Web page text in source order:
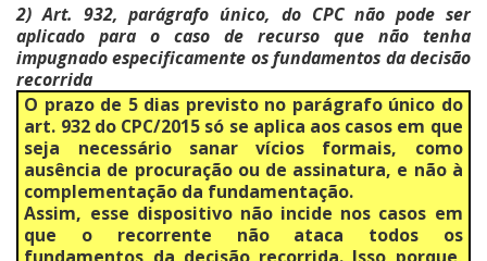
2) Art. 932, parágrafo único, do CPC não pode ser
aplicado para o caso de recurso que não tenha
impugnado especificamente os fundamentos da decisão
recorrida
O prazo de 5 dias previsto no parágrafo único do
art. 932 do CPC/2015 só se aplica aos casos em que
seja necessário sanar vícios formais, como
ausência de procuração ou de assinatura, e não à
complementação da fundamentação.
Assim, esse dispositivo não incide nos casos em
que o recorrente não ataca todos os